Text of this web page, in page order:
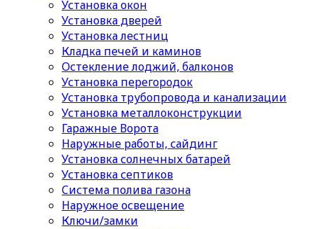
Установка окон
Установка дверей
Установка лестниц
Кладка печей и каминов
Остекление лоджий, балконов
Установка перегородок
Установка трубопровода и канализации
Установка металлоконструкции
Гаражные Ворота
Наружные работы, сайдинг
Установка солнечных батарей
Установка септиков
Cистема полива газона
Наружное освещение
Ключи/замки